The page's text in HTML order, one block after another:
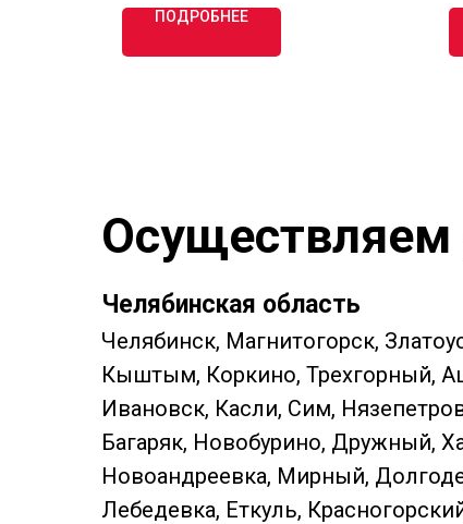
ПОДРОБНЕЕ
Челябинская область
Осуществляем
Челябинск, Магнитогорск,
Кыштым, Коркино, Трехгорный,
Ивановск, Касли, Сим,
Багаряк, Новобурино, Дружный,
Новоандреевка, Мирный,
Лебедевка, Еткуль,